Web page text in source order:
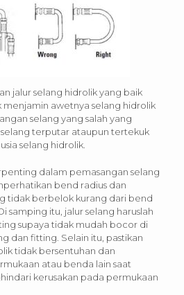
jalur selang hidrolik yang baik
awetnya selang hidrolik
selang yang salah yang
terputar ataupun tertekuk
selang hidrolik.
dalam pemasangan selang
bend radius dan
tidak berbelok kurang dari bend
samping itu, jalur selang haruslah
supaya tidak mudah bocor di
dan fitting. Selain itu, pastikan
tidak bersentuhan dan
atau benda lain saat
kerusakan pada permukaan